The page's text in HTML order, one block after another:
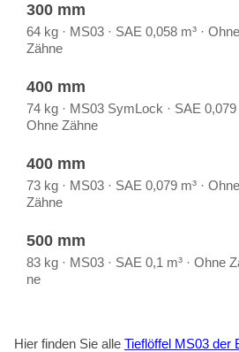
300 mm
64 kg · MS03 · SAE 0,058 m³ · Ohne
Zäh­ne
400 mm
74 kg · MS03 Sym­Lock · SAE 0,079
Ohne Zäh­ne
400 mm
73 kg · MS03 · SAE 0,079 m³ · Ohne
Zäh­ne
500 mm
83 kg · MS03 · SAE 0,1 m³ · Ohne
ne
Hier fin­den Sie alle Tief­löf­fel MS03 der